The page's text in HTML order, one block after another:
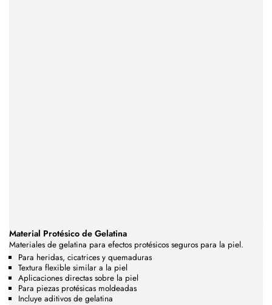
Material Protésico de Gelatina
Materiales de gelatina para efectos protésicos seguros para la piel.
Para heridas, cicatrices y quemaduras
Textura flexible similar a la piel
Aplicaciones directas sobre la piel
Para piezas protésicas moldeadas
Incluye aditivos de gelatina